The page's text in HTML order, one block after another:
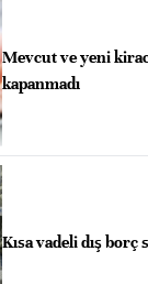
Mevcut ve yeni
kapanmadı
Kısa vadeli dış borç